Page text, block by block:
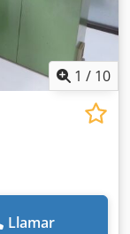
1 / 10
Llamar